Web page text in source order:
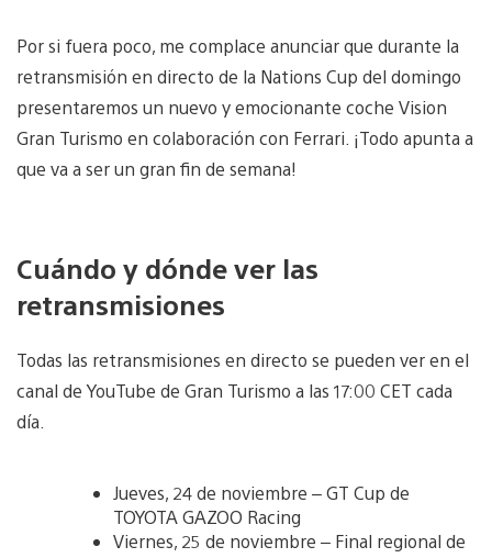
Por si fuera poco, me complace anunciar que durante la
retransmisión en directo de la Nations Cup del domingo
presentaremos un nuevo y emocionante coche Vision
Gran Turismo en colaboración con Ferrari. ¡Todo apunta a
que va a ser un gran fin de semana!
Cuándo y dónde ver las
retransmisiones
Todas las retransmisiones en directo se pueden ver en el
canal de YouTube de Gran Turismo a las 17:00 CET cada
día.
Jueves, 24 de noviembre – GT Cup de
TOYOTA GAZOO Racing
Viernes, 25 de noviembre – Final regional de